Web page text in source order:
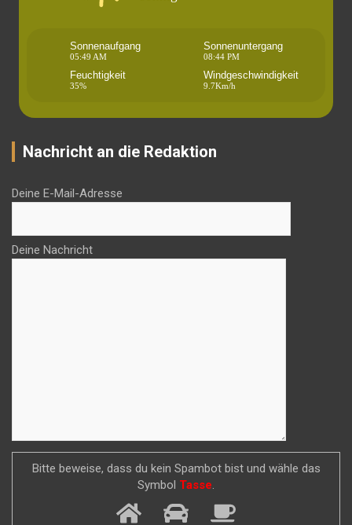
Sonnenaufgang
05:49 AM
Sonnenuntergang
08:44 PM
Feuchtigkeit
35%
Windgeschwindigkeit
9.7Km/h
Nachricht an die Redaktion
Deine E-Mail-Adresse
Deine Nachricht
Bitte beweise, dass du kein Spambot bist und wähle das
Symbol Tasse.